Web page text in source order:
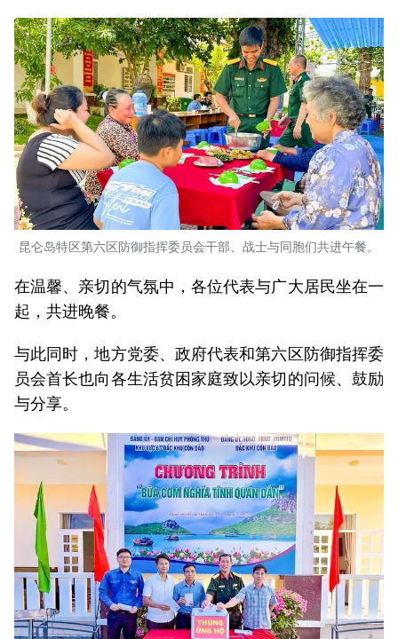
昆仑岛特区第六区防御指挥委员会干部、战士与同胞们共进午餐。
在温馨、亲切的气氛中，各位代表与广大居民坐在一
起，共进晚餐。
与此同时，地方党委、政府代表和第六区防御指挥委
员会首长也向各生活贫困家庭致以亲切的问候、鼓励
与分享。